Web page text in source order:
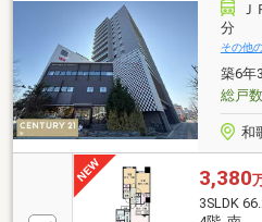
Ｊ
分
その他
築6年
総戸数
和
3,380
3SLDK